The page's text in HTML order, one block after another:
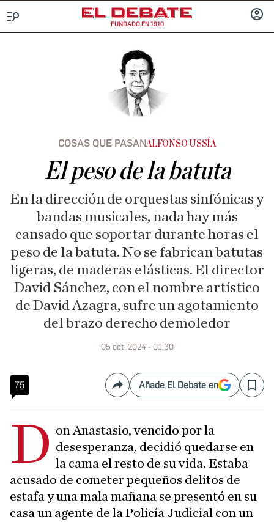
FUNDADO EN 1910
COSAS QUE PASANALFONSO USSÍA
El peso de la batuta
En la dirección de orquestas sinfónicas y
bandas musicales, nada hay más
cansado que soportar durante horas el
peso de la batuta. No se fabrican batutas
ligeras, de maderas elásticas. El director
David Sánchez, con el nombre artístico
de David Azagra, sufre un agotamiento
del brazo derecho demoledor
05 oct. 2024 - 01:30
75 CompartirAñade El Debate en Save
D on Anastasio, vencido por la
desesperanza, decidió quedarse en
la cama el resto de su vida. Estaba
acusado de cometer pequeños delitos de
estafa y una mala mañana se presentó en su
casa un agente de la Policía Judicial con un